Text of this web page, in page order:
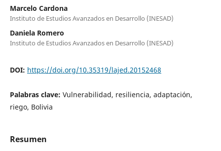
Marcelo Cardona
Instituto de Estudios Avanzados en Desarrollo (INESAD)
Daniela Romero
Instituto de Estudios Avanzados en Desarrollo (INESAD)
DOI: https://doi.org/10.35319/lajed.20152468
Palabras clave: Vulnerabilidad, resiliencia, adaptación,
riego, Bolivia
Resumen